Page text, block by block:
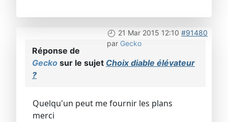
21 Mar 2015 12:10 #91480
par Gecko
Réponse de
Gecko sur le sujet Choix diable élévateur
?
Quelqu'un peut me fournir les plans
merci